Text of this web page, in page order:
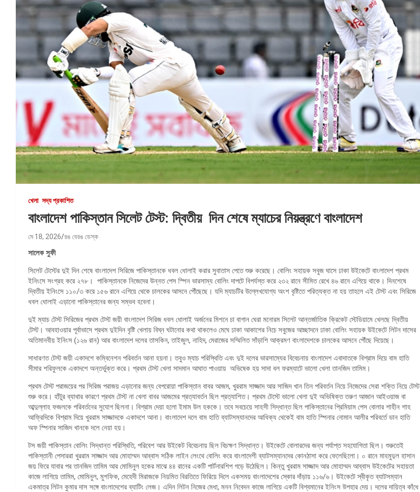
খেলা সদ্য প্রকাশিত
বাংলাদেশ পাকিস্তান সিলেট টেস্ট: দ্বিতীয় দিন শেষে ম্যাচের নিয়ন্ত্রণে বাংলাদেশ
মে 18, 2026 রঙ বেরঙ ডেস্ক
সালেক সুফী
সিলেট টেস্টের দুই দিন শেষে বাংলাদেশ সিরিজে পাকিস্তানকে ধবল ধোলাই করার সুবাতাস পেতে শুরু করেছে। বোলিং সহায়ক সবুজ ঘাসে ঢাকা উইকেটে বাংলাদেশ প্রথম
ইনিংসে সংগ্রহ করে ২৭৮। পাকিস্তানকে নিজেদের উন্নত পেস স্পিন ভারসাম্য বোলিং দাপটে বিপর্যস্ত করে ২৩২ রানে সীমিত রেখে ৪৬ রানে এগিয়ে থাকে। দিনশেষে
দ্বিতীয় ইনিংসে ১১০/৩ করে ১৫৬ রানে এগিয়ে থেকে চালকের আসনে পৌঁছেছে। যদি ম্যাচটির উল্লেখযোগ্য অংশ বৃষ্টিতে পরিত্যক্ত না হয় তাহলে এই টেস্ট এবং সিরিজে
ধবল ধোলাই এড়ানো পাকিস্তানের জন্য সম্ভব হবেনা।
দুই ম্যাচ টেস্ট সিরিজের প্রথম টেস্ট জয়ী বাংলাদেশ সিরিজ ধবল ধোলাই অর্জনের মিশনে চা বাগান ঘেরা মনোরম সিলেট আন্তর্জাতিক ক্রিকেট স্টেডিয়ামে খেলছে দ্বিতীয়
টেস্ট। আবহাওয়ার পূর্বাভাসে প্রথম দুইদিন বৃষ্টি খেলায় বিঘ্ন ঘটানোর কথা থাকলেও মেঘে ঢাকা আকাশের নিচে সবুজের আচ্ছাদনে ঢাকা বোলিং সহায়ক উইকেটে লিটন দাসের
অতিমানবীয় ইনিংস (১২৬ রান) আর বাংলাদেশ দলের তাসকিন, তাইজুল, নাহিদ, মেরাজের সম্মিলিত সাঁড়াশি আক্রমণ বাংলাদেশকে চালকের আসনে পৌঁছে দিয়েছে।
সাধারণত টেস্ট জয়ী একাদশে কম্বিনেশন পরিবর্তন আনা হয়না। তবুও ম্যাচ পরিস্থিতি এবং দুই দলের ভারসাম্যের বিবেচনায় বাংলাদেশ এবাদাতকে বিশ্রাম দিয়ে বাম হাতি
সীমার শরিফুলকে একাদশে অন্তর্ভুক্ত করে। প্রথম টেস্ট খেলা সাদমান আঘাত পাওয়ায় অভিষেক হয় সাদা বল ফরম্যাটে ভালো খেলা তানজিদ তামিম।
প্রথম টেস্ট পরাজয়ের পর সিরিজ পরাজয় এড়ানোর জন্য বেপরোয়া পাকিস্তান বাবর আজম, খুররাম সাজ্জাদ আর সাজিদ খান তিন পরিবর্তন নিয়ে নিজেদের সেরা শক্তি নিয়ে টেস্ট
শুরু করে। হাঁটুর ব্যাথার কারণে প্রথম টেস্ট না খেলা বাবর আজমের প্রত্যাবর্তন ছিল প্রত্যাশিত। প্রথম টেস্টে ভালো খেলা দুই অভিষিক্ত তরুণ আজান আইওয়াজ বা
আব্দুল্লাহ ফজলকে পরিবর্তনের সুযোগ ছিলনা। বিশ্রাম দেয়া হলো ইমাম উল হককে। তবে সবচেয়ে সাহসী সিদ্ধান্ত ছিল পাকিস্তানের প্রিমিয়াম পেস বোলার শাহীন শাহ
আফ্রিদিকে বিশ্রাম দিয়ে খুররাম সাজ্জাদকে একাদশে আনা। বাংলাদেশ দলে বাম হাতি ব্যাটসম্যানদের আধিক্য থেকেই বাম হাতি স্পিনার নোমান আলীর পরিবর্তে ডান হাতি
অফ স্পিনার সাজিদ খানকে দলে নেয়া হয়।
টস জয়ী পাকিস্তান বোলিং সিদ্ধান্ত পরিস্থিতি, পরিবেশ আর উইকেট বিবেচনায় ছিল বিচক্ষণ সিদ্ধান্ত। উইকেটে বোলারদের জন্য পর্যাপ্ত সহযোগিতা ছিল। শুরুতেই
পাকিস্তানী পেসাররা খুররাম সাজ্জাদ আর মোহাম্মদ আব্বাস সঠিক লাইন লেংথে বোলিং করে বাংলাদেশী ব্যাটসম্যানদের কোনঠাসা করে ফেলেছিলো। ০ রানে মাহমুদুল হাসান
জয় ফিরে যাবার পর তানজিদ তামিম আর মোমিনুল হকের মাঝে ৪৪ রানের একটি পার্টনারশিপ গড়ে উঠেছিল। কিন্তু খুররাম সাজ্জাদ আর মোহাম্মদ আব্বাস উইকেটের সহায়তা
কাজে লাগিয়ে তামিম, মোমিনুল, মুশফিক, মেহেদী মিরাজকে নিয়মিত বিরতিতে ফিরিয়ে দিলে একসময় বাংলাদেশের স্কোর দাঁড়ায় ১১৬/৬। উইকেটে স্বীকৃত ব্যাটসম্যান
একমাত্র লিটন কুমার দাস সঙ্গে বাংলাদেশের ব্যাটিং লেজ। এদিন লিটন নিজের মেধা, মনন নিবেদন কাজে লাগিয়ে একটি বিশ্বমানের ইনিংস উপহার দেয়। দলের দায়িত্ব কাঁধে